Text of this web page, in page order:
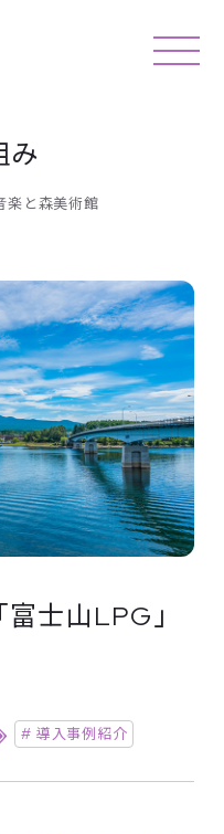
み
楽と森美術館
士山LPG」
# 導入事例紹介